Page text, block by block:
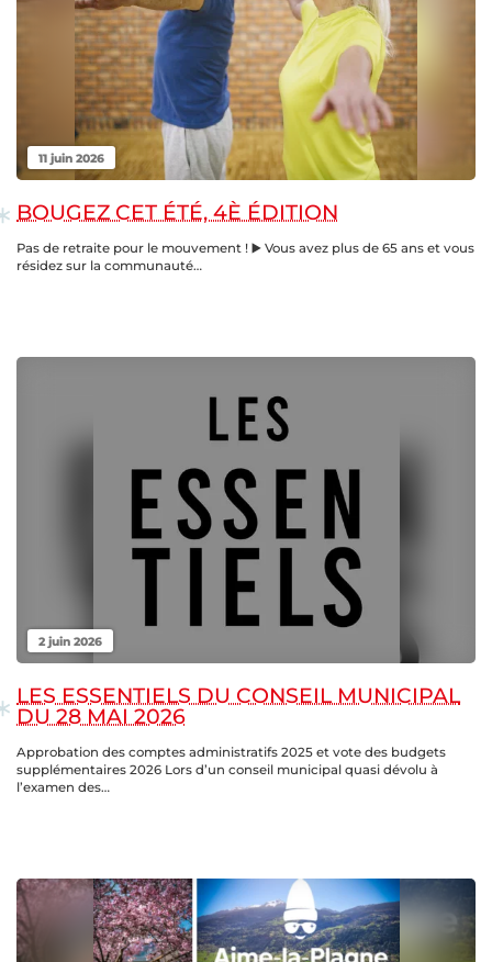
11 juin 2026
BOUGEZ CET ÉTÉ, 4È ÉDITION
Pas de retraite pour le mouvement ! ▶️ Vous avez plus de 65 ans et vous
résidez sur la communauté…
2 juin 2026
LES ESSENTIELS DU CONSEIL MUNICIPAL
DU 28 MAI 2026
Approbation des comptes administratifs 2025 et vote des budgets
supplémentaires 2026 Lors d’un conseil municipal quasi dévolu à
l’examen des…